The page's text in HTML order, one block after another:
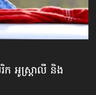
រិក អូស្ត្រាលី និង